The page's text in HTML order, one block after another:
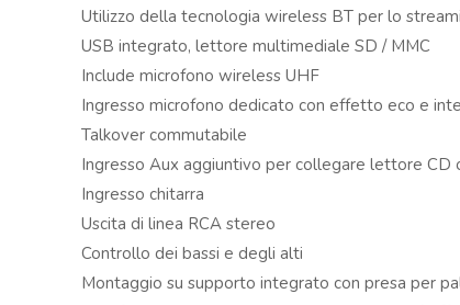
Utilizzo della tecnologia wireless BT per lo
USB integrato, lettore multimediale SD / MMC
Include microfono wireless UHF
Ingresso microfono dedicato con effetto eco e
Talkover commutabile
Ingresso Aux aggiuntivo per collegare lettore CD
Ingresso chitarra
Uscita di linea RCA stereo
Controllo dei bassi e degli alti
Montaggio su supporto integrato con presa per